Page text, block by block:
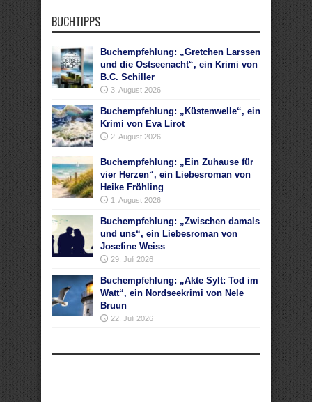
BUCHTIPPS
Buchempfehlung: „Gretchen Larssen
und die Ostseenacht“, ein Krimi von
B.C. Schiller
3. August 2026
Buchempfehlung: „Küstenwelle“, ein
Krimi von Eva Lirot
2. August 2026
Buchempfehlung: „Ein Zuhause für
vier Herzen“, ein Liebesroman von
Heike Fröhling
1. August 2026
Buchempfehlung: „Zwischen damals
und uns“, ein Liebesroman von
Josefine Weiss
29. Juli 2026
Buchempfehlung: „Akte Sylt: Tod im
Watt“, ein Nordseekrimi von Nele
Bruun
22. Juli 2026